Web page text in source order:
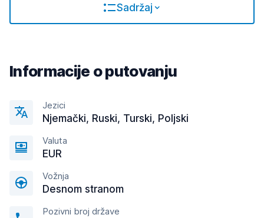
Sadržaj
Informacije o putovanju
Jezici
Njemački, Ruski, Turski, Poljski
Valuta
EUR
Vožnja
Desnom stranom
Pozivni broj države